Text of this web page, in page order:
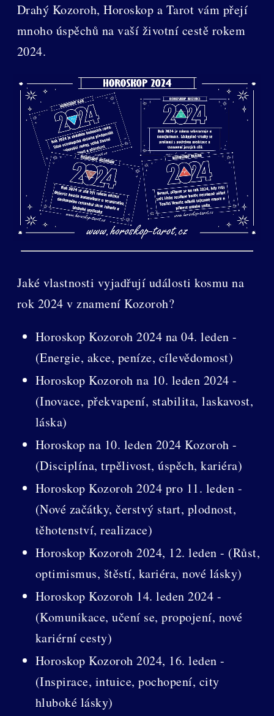
Drahý Kozoroh, Horoskop a Tarot vám přejí
mnoho úspěchů na vaší životní cestě rokem
2024.
Jaké vlastnosti vyjadřují události kosmu na
rok 2024 v znamení Kozoroh?
Horoskop Kozoroh 2024 na 04. leden -
(Energie, akce, peníze, cílevědomost)
Horoskop Kozoroh na 10. leden 2024 -
(Inovace, překvapení, stabilita, laskavost,
láska)
Horoskop na 10. leden 2024 Kozoroh -
(Disciplína, trpělivost, úspěch, kariéra)
Horoskop Kozoroh 2024 pro 11. leden -
(Nové začátky, čerstvý start, plodnost,
těhotenství, realizace)
Horoskop Kozoroh 2024, 12. leden - (Růst,
optimismus, štěstí, kariéra, nové lásky)
Horoskop Kozoroh 14. leden 2024 -
(Komunikace, učení se, propojení, nové
kariérní cesty)
Horoskop Kozoroh 2024, 16. leden -
(Inspirace, intuice, pochopení, city
hluboké lásky)